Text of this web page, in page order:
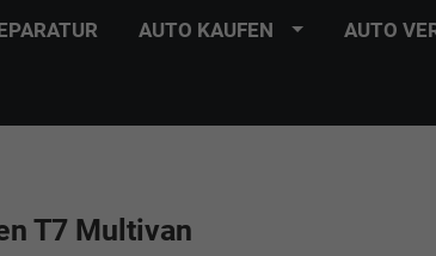
AUTO KAUFEN AUTO
T7 Multivan